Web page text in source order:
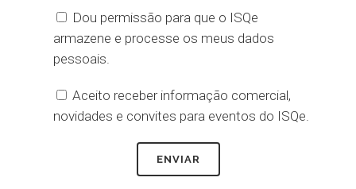
Dou permissão para que o ISQe
armazene e processe os meus dados
pessoais.
Aceito receber informação comercial,
novidades e convites para eventos do ISQe.